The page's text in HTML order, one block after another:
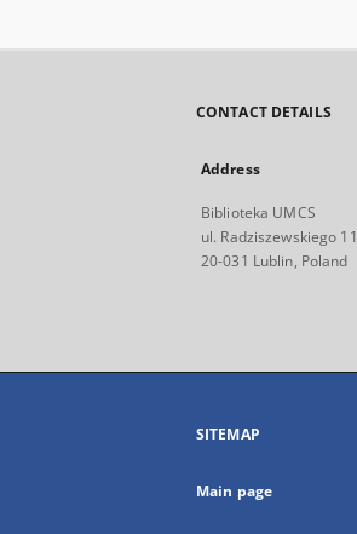
CONTACT DETAILS
Address
Biblioteka UMCS
ul. Radziszewskiego 11
20-031 Lublin, Poland
SITEMAP
Main page